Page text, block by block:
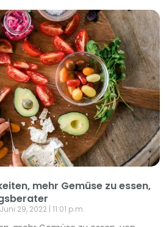
mehr Gemüse zu essen,
Juni 29, 2022 11:01 p.m.